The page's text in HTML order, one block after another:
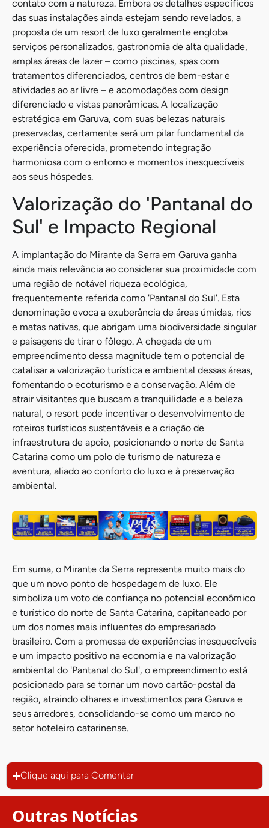
contato com a natureza. Embora os detalhes específicos
das suas instalações ainda estejam sendo revelados, a
proposta de um resort de luxo geralmente engloba
serviços personalizados, gastronomia de alta qualidade,
amplas áreas de lazer – como piscinas, spas com
tratamentos diferenciados, centros de bem-estar e
atividades ao ar livre – e acomodações com design
diferenciado e vistas panorâmicas. A localização
estratégica em Garuva, com suas belezas naturais
preservadas, certamente será um pilar fundamental da
experiência oferecida, prometendo integração
harmoniosa com o entorno e momentos inesquecíveis
aos seus hóspedes.
Valorização do 'Pantanal do
Sul' e Impacto Regional
A implantação do Mirante da Serra em Garuva ganha
ainda mais relevância ao considerar sua proximidade com
uma região de notável riqueza ecológica,
frequentemente referida como 'Pantanal do Sul'. Esta
denominação evoca a exuberância de áreas úmidas, rios
e matas nativas, que abrigam uma biodiversidade singular
e paisagens de tirar o fôlego. A chegada de um
empreendimento dessa magnitude tem o potencial de
catalisar a valorização turística e ambiental dessas áreas,
fomentando o ecoturismo e a conservação. Além de
atrair visitantes que buscam a tranquilidade e a beleza
natural, o resort pode incentivar o desenvolvimento de
roteiros turísticos sustentáveis e a criação de
infraestrutura de apoio, posicionando o norte de Santa
Catarina como um polo de turismo de natureza e
aventura, aliado ao conforto do luxo e à preservação
ambiental.
Em suma, o Mirante da Serra representa muito mais do
que um novo ponto de hospedagem de luxo. Ele
simboliza um voto de confiança no potencial econômico
e turístico do norte de Santa Catarina, capitaneado por
um dos nomes mais influentes do empresariado
brasileiro. Com a promessa de experiências inesquecíveis
e um impacto positivo na economia e na valorização
ambiental do 'Pantanal do Sul', o empreendimento está
posicionado para se tornar um novo cartão-postal da
região, atraindo olhares e investimentos para Garuva e
seus arredores, consolidando-se como um marco no
setor hoteleiro catarinense.
Clique aqui para Comentar
Outras Notícias